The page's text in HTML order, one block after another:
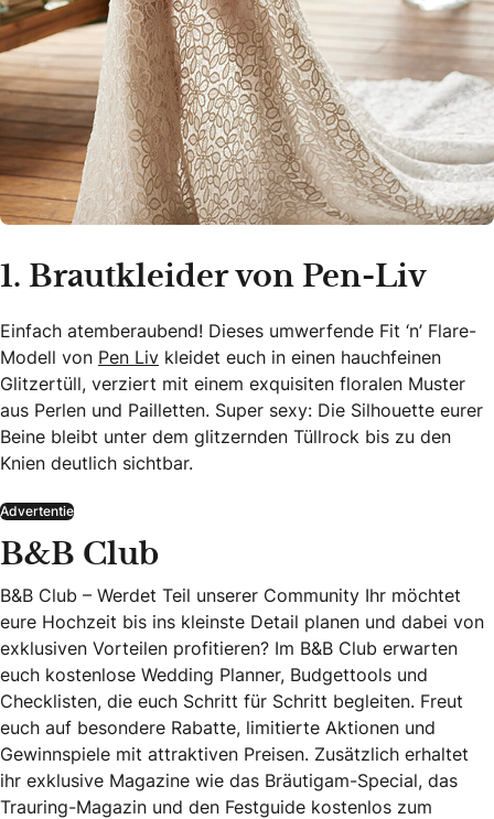
1. Brautkleider von Pen-Liv
Einfach atemberaubend! Dieses umwerfende Fit ‘n’ Flare-
Modell von Pen Liv kleidet euch in einen hauchfeinen
Glitzertüll, verziert mit einem exquisiten floralen Muster
aus Perlen und Pailletten. Super sexy: Die Silhouette eurer
Beine bleibt unter dem glitzernden Tüllrock bis zu den
Knien deutlich sichtbar.
Advertentie
B&B Club
B&B Club – Werdet Teil unserer Community Ihr möchtet
eure Hochzeit bis ins kleinste Detail planen und dabei von
exklusiven Vorteilen profitieren? Im B&B Club erwarten
euch kostenlose Wedding Planner, Budgettools und
Checklisten, die euch Schritt für Schritt begleiten. Freut
euch auf besondere Rabatte, limitierte Aktionen und
Gewinnspiele mit attraktiven Preisen. Zusätzlich erhaltet
ihr exklusive Magazine wie das Bräutigam-Special, das
Trauring-Magazin und den Festguide kostenlos zum